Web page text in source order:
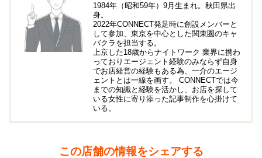
1984年（昭和59年）9月生まれ。秋田県出
身。
2022年CONNECT発足時に創設メンバーと
して参加、東京を中心とした関東圏のキャ
バクラを担当する。
上京した18歳からナイトワーク 業界に携わ
っておりエージェント経験のみならず自身
でお店経営の経験もある為、一介のエージ
ェントとは一線を画す。 CONNECTでは今
までの知識と経験を活かし、お店を探して
いる女性に寄り添った記事制作を心掛けて
いる。
この店舗の情報をシェアする